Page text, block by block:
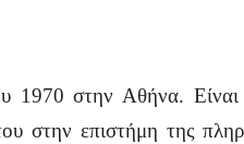
στην Αθήνα. Είναι
στην επιστήμη της